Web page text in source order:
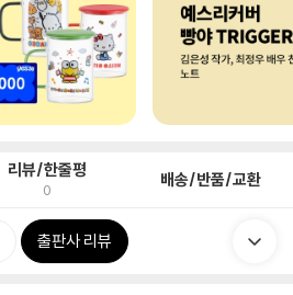
리뷰/한줄평
0 배송/반품/교환
출판사 리뷰